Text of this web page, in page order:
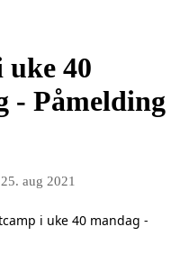
uke 40
- Påmelding
25. aug 2021
i uke 40 mandag -